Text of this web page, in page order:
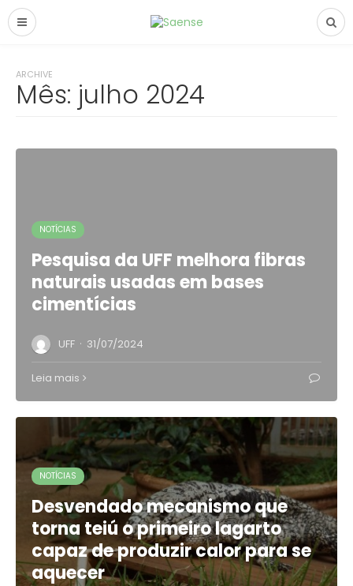
ARCHIVE
Mês: julho 2024
NOTÍCIAS
Pesquisa da UFF melhora fibras
naturais usadas em bases
cimentícias
UFF · 31/07/2024
Leia mais
NOTÍCIAS
Desvendado mecanismo que
torna teiú o primeiro lagarto
capaz de produzir calor para se
aquecer